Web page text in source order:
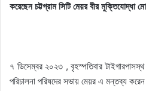
করেছেন চট্টগ্রাম সিটি মেয়র বীর মুক্তিযোদ্ধা
৭ ডিসেম্বর ২০২৩ , বৃহস্পতিবার টাইগারপাসস্থ
পরিচালনা পরিষদের সভায় মেয়র এ মন্তব্য